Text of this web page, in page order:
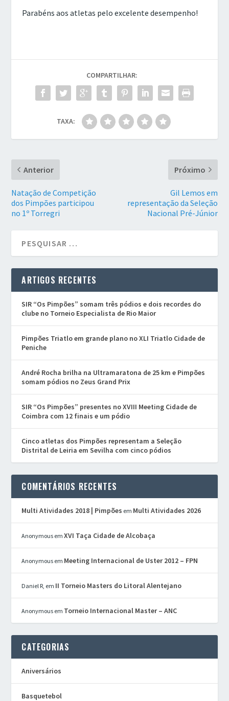
Parabéns aos atletas pelo excelente desempenho!
COMPARTILHAR:
TAXA:
Anterior
Natação de Competição
dos Pimpões participou
no 1º Torregri
Próximo
Gil Lemos em
representação da Seleção
Nacional Pré-Júnior
ARTIGOS RECENTES
SIR “Os Pimpões” somam três pódios e dois recordes do
clube no Torneio Especialista de Rio Maior
Pimpões Triatlo em grande plano no XLI Triatlo Cidade de
Peniche
André Rocha brilha na Ultramaratona de 25 km e Pimpões
somam pódios no Zeus Grand Prix
SIR “Os Pimpões” presentes no XVIII Meeting Cidade de
Coimbra com 12 finais e um pódio
Cinco atletas dos Pimpões representam a Seleção
Distrital de Leiria em Sevilha com cinco pódios
COMENTÁRIOS RECENTES
Multi Atividades 2018 | Pimpões em Multi Atividades 2026
Anonymous emXVI Taça Cidade de Alcobaça
Anonymous em Meeting Internacional de Uster 2012 – FPN
Daniel R, em II Torneio Masters do Litoral Alentejano
Anonymous em Torneio Internacional Master – ANC
CATEGORIAS
Aniversários
Basquetebol